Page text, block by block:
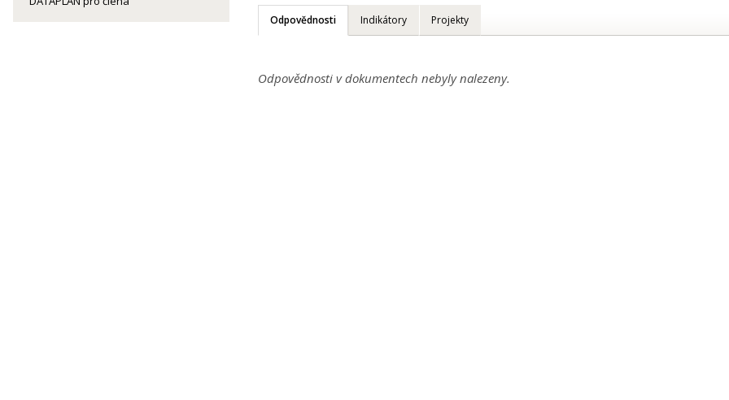
Odpovědnosti Indikátory Projekty
Odpovědnosti v dokumentech nebyly nalezeny.